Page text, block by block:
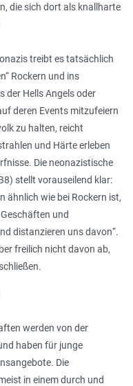
die sich dort als knallharte
treibt es tatsächlich
Rockern und ins
der Hells Angels oder
deren Events mitzufeiern
zu halten, reicht
und Härte erleben
Die neonazistische
stellt vorauseilend klar:
ähnlich wie bei Rockern ist,
und
distanzieren uns davon“.
freilich nicht davon ab,
werden von der
haben für junge
Die
in einem durch und